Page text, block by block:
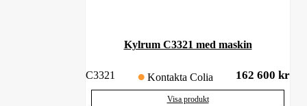
Kylrum C3321 med maskin
C3321 Kontakta Colia 162 600 kr
Visa produkt